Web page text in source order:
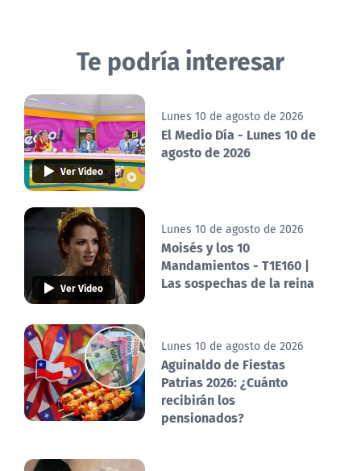
Te podría interesar
Ver Video
Lunes 10 de agosto de 2026
El Medio Día - Lunes 10 de
agosto de 2026
Ver Video
Lunes 10 de agosto de 2026
Moisés y los 10
Mandamientos - T1E160 |
Las sospechas de la reina
Lunes 10 de agosto de 2026
Aguinaldo de Fiestas
Patrias 2026: ¿Cuánto
recibirán los
pensionados?